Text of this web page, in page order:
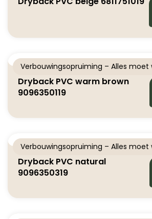
Verbouwingsopruiming – Alles moet
Dryback PVC warm brown
9096350119
Verbouwingsopruiming – Alles moet
Dryback PVC natural
9096350319